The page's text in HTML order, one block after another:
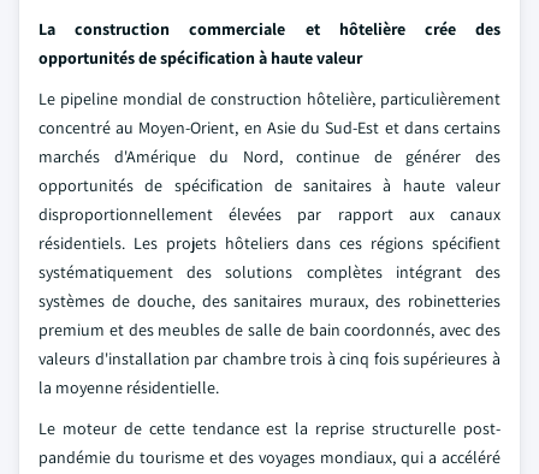
La construction commerciale et hôtelière crée des
opportunités de spécification à haute valeur
Le pipeline mondial de construction hôtelière, particulièrement
concentré au Moyen-Orient, en Asie du Sud-Est et dans certains
marchés d'Amérique du Nord, continue de générer des
opportunités de spécification de sanitaires à haute valeur
disproportionnellement élevées par rapport aux canaux
résidentiels. Les projets hôteliers dans ces régions spécifient
systématiquement des solutions complètes intégrant des
systèmes de douche, des sanitaires muraux, des robinetteries
premium et des meubles de salle de bain coordonnés, avec des
valeurs d'installation par chambre trois à cinq fois supérieures à
la moyenne résidentielle.
Le moteur de cette tendance est la reprise structurelle post-
pandémie du tourisme et des voyages mondiaux, qui a accéléré